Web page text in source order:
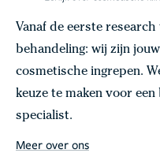
Vanaf de eerste
behandeling: wij zijn
cosmetische ingrepen.
keuze te maken voor
specialist.
Meer over ons